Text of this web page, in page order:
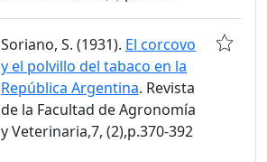
Soriano, S. (1931). El corcovo
y el polvillo del tabaco en la
República Argentina. Revista
de la Facultad de Agronomía
y Veterinaria,7, (2),p.370-392